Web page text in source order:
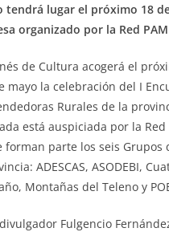
tendrá lugar el próximo 18
organizado por la Red
de Cultura acogerá el
mayo la celebración del I
Rurales de la
está auspiciada por la Red
forman parte los seis Grupos
ADESCAS, ASODEBI,
Montañas del Teleno y
Fulgencio